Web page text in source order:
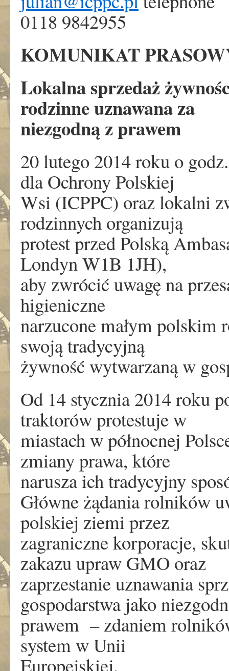
0118 9842955
KOMUNIKAT
Lokalna sprzedaż
rodzinne uznawana za
niezgodną z prawem
20 lutego 2014 roku o
dla Ochrony Polskiej
Wsi (ICPPC) oraz lokalni
rodzinnych organizują
protest przed Polską
Londyn W1B 1JH),
aby zwrócić uwagę na
higieniczne
narzucone małym polskim
swoją tradycyjną
żywność wytwarzaną w
Od 14 stycznia 2014 roku
traktorów protestuje w
miastach w północnej
zmiany prawa, które
narusza ich tradycyjny
Główne żądania rolników
polskiej ziemi przez
zagraniczne korporacje,
zakazu upraw GMO oraz
zaprzestanie uznawania
gospodarstwa jako
prawem – zdaniem
system w Unii
Europejskiej.